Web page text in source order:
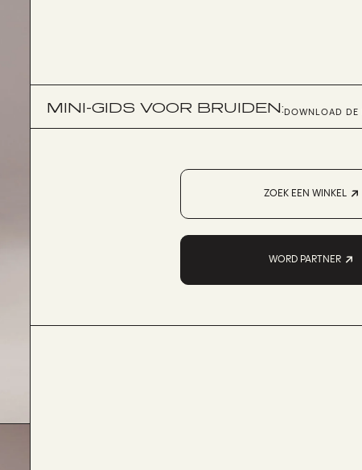
MINI-GIDS VOOR BRUIDEN:DOWNLOAD
ZOEK EEN WINKEL
WORD PARTNER